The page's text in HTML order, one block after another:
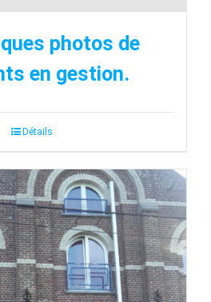
photos de
en gestion.
Détails